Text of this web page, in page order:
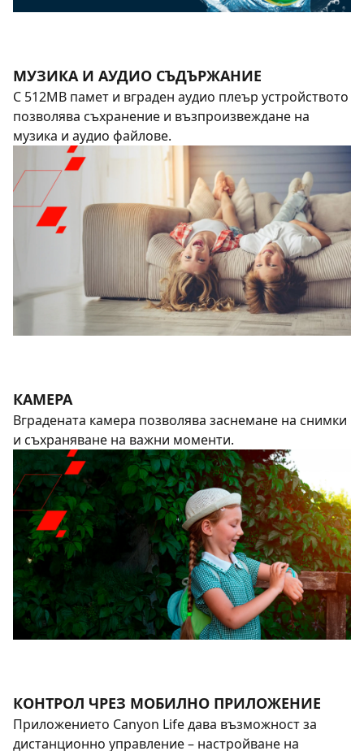
МУЗИКА И АУДИО СЪДЪРЖАНИЕ
С 512MB памет и вграден аудио плеър устройството
позволява съхранение и възпроизвеждане на
музика и аудио файлове.
КАМЕРА
Вградената камера позволява заснемане на снимки
и съхраняване на важни моменти.
КОНТРОЛ ЧРЕЗ МОБИЛНО ПРИЛОЖЕНИЕ
Приложението Canyon Life дава възможност за
дистанционно управление – настройване на